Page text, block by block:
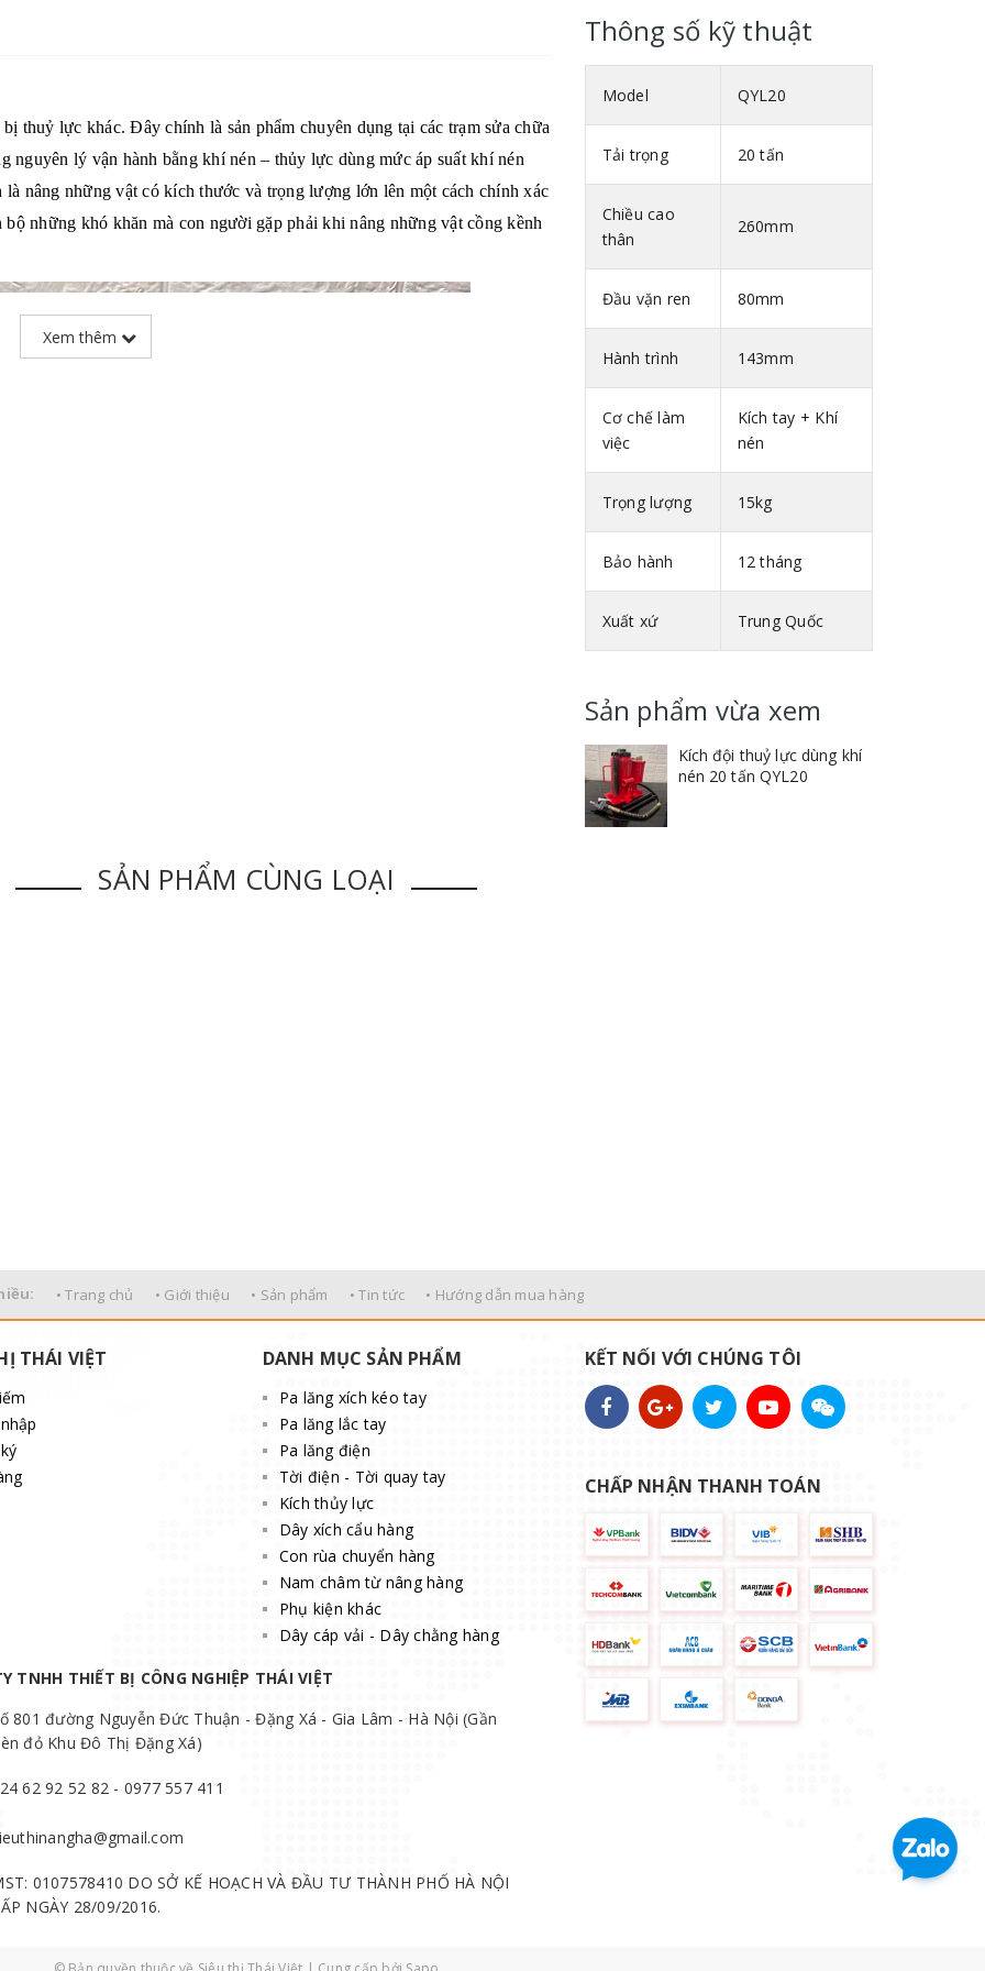
thuỷ lực khác. Đây chính là sản phẩm chuyên dụng tại các trạm sửa chữa
nguyên lý vận hành bằng khí nén – thủy lực dùng mức áp suất khí nén
nâng những vật có kích thước và trọng lượng lớn lên một cách chính xác
những khó khăn mà con người gặp phải khi nâng những vật cồng kềnh
Xem thêm
Thông số kỹ thuật
Model QYL20
Tải trọng 20 tấn
Chiều cao
thân
260mm
Đầu vặn ren 80mm
Hành trình 143mm
Cơ chế làm
việc
Kích tay + Khí
nén
Trọng lượng 15kg
Bảo hành 12 tháng
Xuất xứ Trung Quốc
Sản phẩm vừa xem
Kích đội thuỷ lực dùng khí
nén 20 tấn QYL20
SẢN PHẨM CÙNG LOẠI
• Trang chủ • Giới thiệu • Sản phẩm • Tin tức • Hướng dẫn mua hàng
THÁI VIỆT DANH MỤC SẢN PHẨM
Pa lăng xích kéo tay
Pa lăng lắc tay
Pa lăng điện
Tời điện - Tời quay tay
Kích thủy lực
Dây xích cẩu hàng
Con rùa chuyển hàng
Nam châm từ nâng hàng
Phụ kiện khác
Dây cáp vải - Dây chằng hàng
TNHH THIẾT BỊ CÔNG NGHIỆP THÁI VIỆT
801 đường Nguyễn Đức Thuận - Đặng Xá - Gia Lâm - Hà Nội (Gần
đỏ Khu Đô Thị Đặng Xá)
62 92 52 82 - 0977 557 411
0107578410 DO SỞ KẾ HOẠCH VÀ ĐẦU TƯ THÀNH PHỐ HÀ NỘI
NGÀY 28/09/2016.
KẾT NỐI VỚI CHÚNG TÔI
CHẤP NHẬN THANH TOÁN